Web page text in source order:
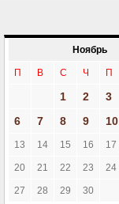
Ноябрь
П В С Ч П
1 2 3
6
7 8 9 10
13 14 15 16 17
20 21 22 23 24
27 28 29 30